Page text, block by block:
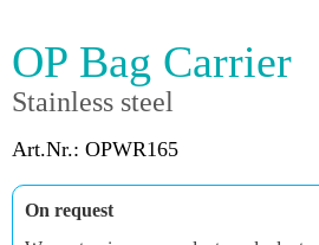
OP Bag Carrier
Stainless steel
Art.Nr.: OPWR165
On request